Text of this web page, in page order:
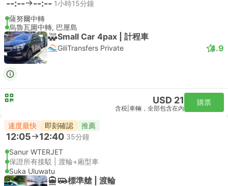
--:-- --:-- 1小時15分鐘
薩努爾中轉
烏魯瓦圖中轉, 巴厘島
Small Car 4pax | 計程車
GiliTransfers Private 4.9
USD 21
含税 車輛，全部包含在內
購票
速度最快 即刻確認 推薦
12:05 12:40 35分鐘
Sanur WTERJET
保證所有接駁 | 渡輪+廂型車
Suka Uluwatu
標準艙 | 渡輪